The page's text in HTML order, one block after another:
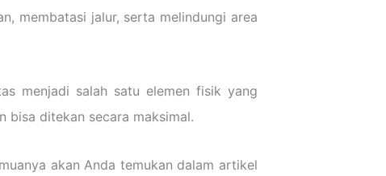
membatasi jalur, serta melindungi area
menjadi salah satu elemen fisik yang
bisa ditekan secara maksimal.
akan Anda temukan dalam artikel